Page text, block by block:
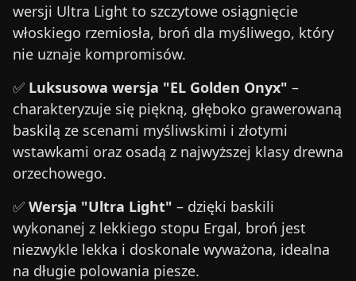
wersji Ultra Light to szczytowe osiągnięcie
włoskiego rzemiosła, broń dla myśliwego, który
nie uznaje kompromisów.
✅ Luksusowa wersja "EL Golden Onyx" –
charakteryzuje się piękną, głęboko grawerowaną
baskilą ze scenami myśliwskimi i złotymi
wstawkami oraz osadą z najwyższej klasy drewna
orzechowego.
✅ Wersja "Ultra Light" – dzięki baskili
wykonanej z lekkiego stopu Ergal, broń jest
niezwykle lekka i doskonale wyważona, idealna
na długie polowania piesze.